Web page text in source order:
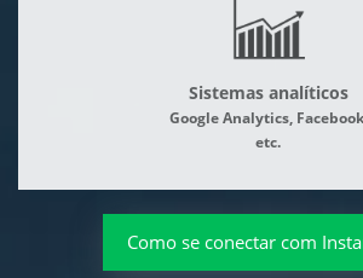
Sistemas analíticos
Google Analytics, Facebook,
etc.
Como se conectar com